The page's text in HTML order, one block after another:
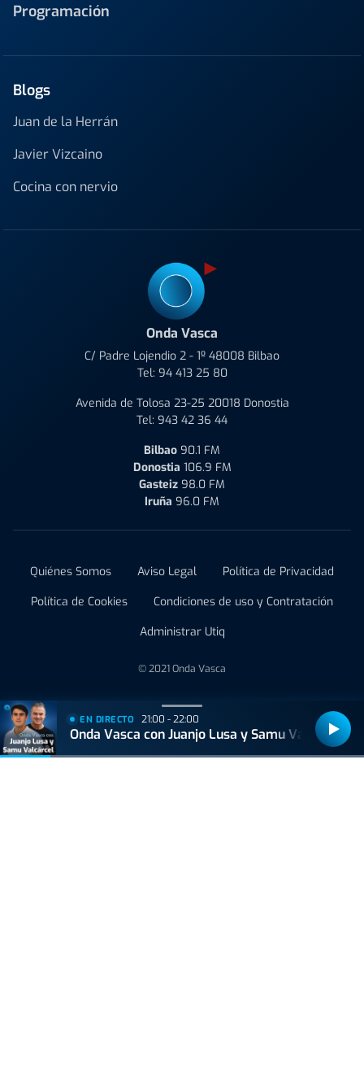
Programación
Blogs
Juan de la Herrán
Javier Vizcaino
Cocina con nervio
Onda Vasca
C/ Padre Lojendio 2 - 1º 48008 Bilbao
Tel: 94 413 25 80
Avenida de Tolosa 23-25 20018 Donostia
Tel: 943 42 36 44
Bilbao 90.1 FM
Donostia 106.9 FM
Gasteiz 98.0 FM
Iruña 96.0 FM
Quiénes Somos Aviso Legal
Política de Privacidad
Política de Cookies
Condiciones de uso y Contratación
Administrar Utiq
© 2021 Onda Vasca
EN DIRECTO 21:00 - 22:00
Onda Vasca con Juanjo Lusa y Samu Valcárcel